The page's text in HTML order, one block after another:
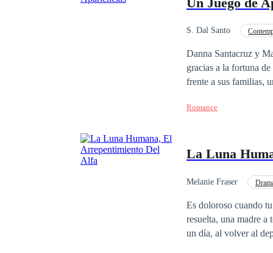
S. Dal Santo
Danna Santacruz y
gracias a la fortuna
frente a sus familias,
un poco más allá de
Romance
La Luna
Melanie Fraser
Es doloroso cuando tu
resuelta, una madre a
un día, al volver al